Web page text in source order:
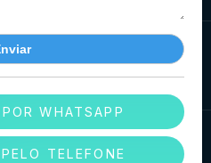
WHATSAPP
TELEFONE